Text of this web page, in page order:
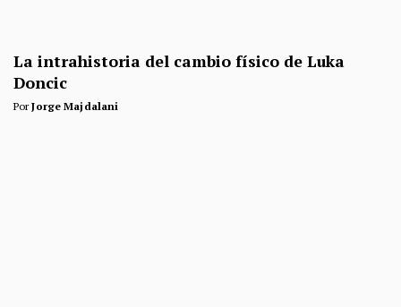
La intrahistoria del cambio físico de Luka
Doncic
PorJorge Majdalani